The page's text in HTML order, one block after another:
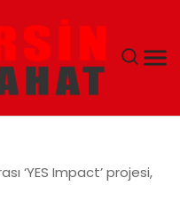
‘YES Impact’ projesi,